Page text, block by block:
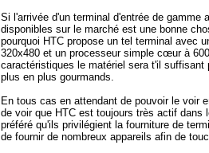
Si l'arrivée d'un terminal d'entrée de gamme
disponibles sur le marché est une bonne
pourquoi HTC propose un tel terminal avec
320x480 et un processeur simple cœur à
caractéristiques le matériel sera t'il suffisant
plus en plus gourmands.
En tous cas en attendant de pouvoir le voir
de voir que HTC est toujours très actif dans
préféré qu'ils privilégient la fourniture de
de fournir de nombreux appareils afin de